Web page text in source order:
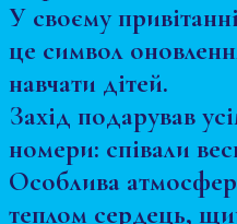
У своєму
це символ
навчати дітей.
Захід подарував
номери: співали
Особлива
теплом сердець,